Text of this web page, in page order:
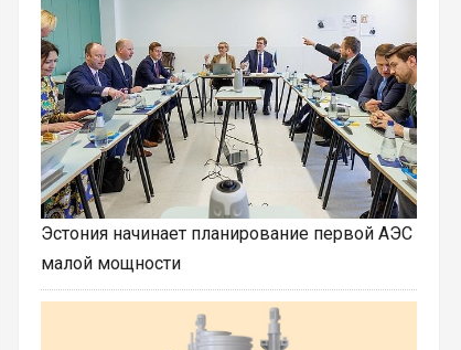
Эстония начинает планирование первой АЭС
малой мощности